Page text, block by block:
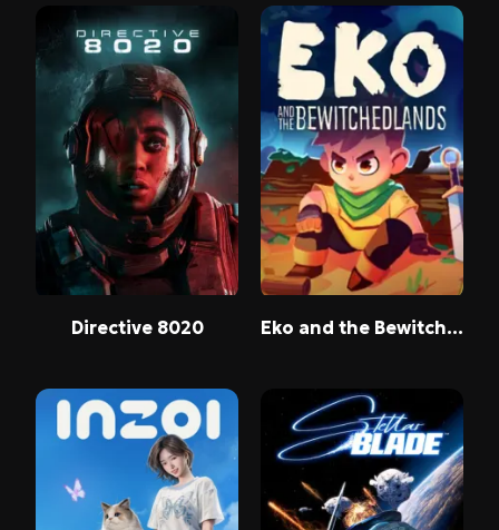
Directive 8020 Eko and the Bewitched Lands